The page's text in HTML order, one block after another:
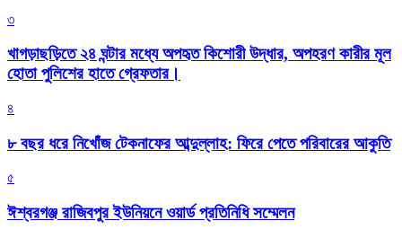
৩
খাগড়াছড়িতে ২৪ ঘন্টার মধ্যে অপহৃত কিশোরী উদ্ধার, অপহরণ কারীর মূল
হোতা পুলিশের হাতে গ্রেফতার।
৪
৮ বছর ধরে নিখোঁজ টেকনাফের আব্দুল্লাহ: ফিরে পেতে পরিবারের আকুতি
৫
ঈশ্বরগঞ্জ রাজিবপুর ইউনিয়নে ওয়ার্ড প্রতিনিধি সম্মেলন